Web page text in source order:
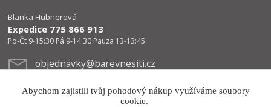
Blanka Hubnerová
Expedice 775 866 913
Po-Čt 9-15:30 Pá 9-14:30 Pauza 13-13:45
objednavky@barevnesiti.cz
Abychom zajistili tvůj pohodový nákup využíváme soubory
cookie.